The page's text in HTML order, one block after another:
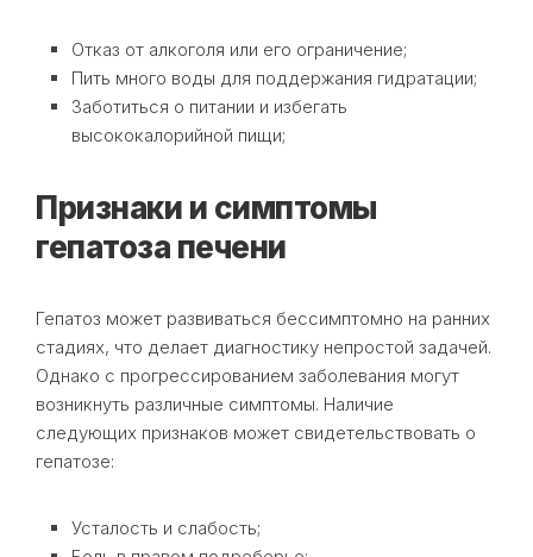
Отказ от алкоголя или его ограничение;
Пить много воды для поддержания гидратации;
Заботиться о питании и избегать
высококалорийной пищи;
Признаки и симптомы
гепатоза печени
Гепатоз может развиваться бессимптомно на ранних
стадиях, что делает диагностику непростой задачей.
Однако с прогрессированием заболевания могут
возникнуть различные симптомы. Наличие
следующих признаков может свидетельствовать о
гепатозе:
Усталость и слабость;